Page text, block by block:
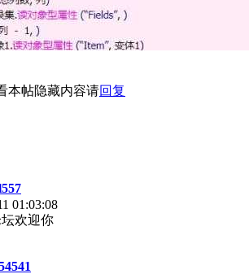
本帖隐藏内容请回复
01:03:08
欢迎你